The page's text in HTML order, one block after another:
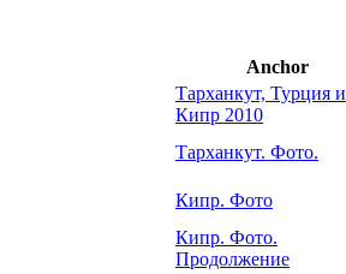
Anchor
Тарханкут, Турция и
Кипр 2010
Тарханкут. Фото.
Кипр. Фото
Кипр. Фото.
Продолжение